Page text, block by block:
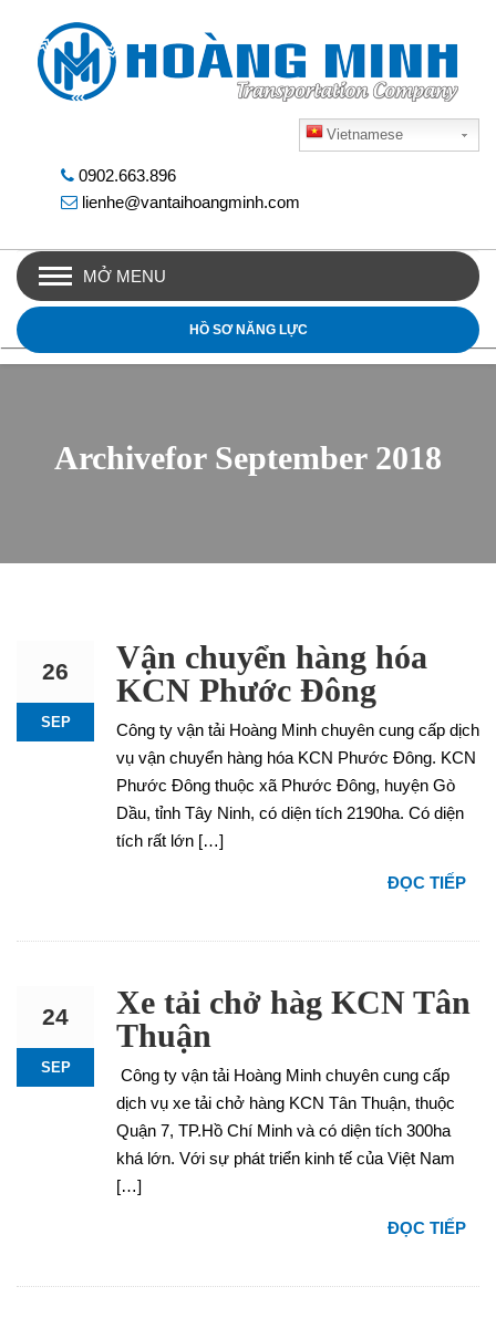
Vietnamese
0902.663.896
lienhe@vantaihoangminh.com
MỞ MENU
HỒ SƠ NĂNG LỰC
Archivefor September 2018
26
SEP
Vận chuyển hàng hóa
KCN Phước Đông
Công ty vận tải Hoàng Minh chuyên cung cấp dịch
vụ vận chuyển hàng hóa KCN Phước Đông. KCN
Phước Đông thuộc xã Phước Đông, huyện Gò
Dầu, tỉnh Tây Ninh, có diện tích 2190ha. Có diện
tích rất lớn […]
ĐỌC TIẾP
24
SEP
Xe tải chở hàg KCN Tân
Thuận
Công ty vận tải Hoàng Minh chuyên cung cấp
dịch vụ xe tải chở hàng KCN Tân Thuận, thuộc
Quận 7, TP.Hồ Chí Minh và có diện tích 300ha
khá lớn. Với sự phát triển kinh tế của Việt Nam
[…]
ĐỌC TIẾP